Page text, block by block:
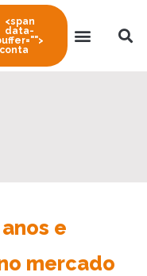
<span
data-
">
e
mercado